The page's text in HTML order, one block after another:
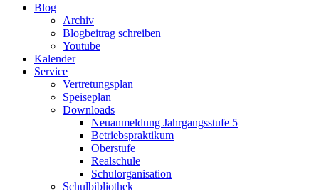
Blog
Archiv
Blogbeitrag schreiben
Youtube
Kalender
Service
Vertretungsplan
Speiseplan
Downloads
Neuanmeldung Jahrgangsstufe 5
Betriebspraktikum
Oberstufe
Realschule
Schulorganisation
Schulbibliothek